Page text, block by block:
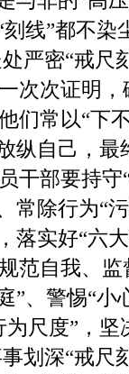
线”都不染
严密“戒尺
次次证明
们常以“下
纵自己，
干部要持
常除行为“
落实好“六
范自我、
”、警惕“
为尺度”，
划深“戒尺